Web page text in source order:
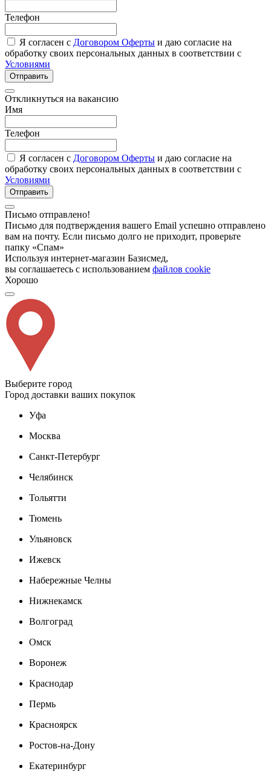
Телефон
Я согласен с Договором Оферты и даю согласие на
обработку своих персональных данных в соответствии с
Условиями
Отправить
Откликнуться на вакансию
Имя
Телефон
Я согласен с Договором Оферты и даю согласие на
обработку своих персональных данных в соответствии с
Условиями
Отправить
Письмо отправлено!
Письмо для подтверждения вашего Email успешно отправлено
вам на почту. Если письмо долго не приходит, проверьте
папку «Спам»
Используя интернет-магазин Базисмед,
вы соглашаетесь с использованием файлов cookie
Хорошо
Выберите город
Город доставки ваших покупок
Уфа
Москва
Санкт-Петербург
Челябинск
Тольятти
Тюмень
Ульяновск
Ижевск
Набережные Челны
Нижнекамск
Волгоград
Омск
Воронеж
Краснодар
Пермь
Красноярск
Ростов-на-Дону
Екатеринбург